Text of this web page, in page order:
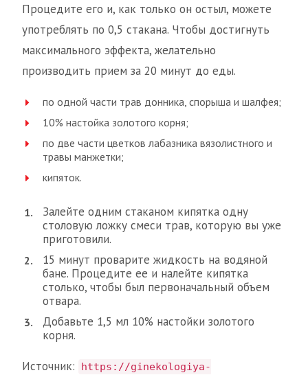
Процедите его и, как только он остыл, можете
употреблять по 0,5 стакана. Чтобы достигнуть
максимального эффекта, желательно
производить прием за 20 минут до еды.
по одной части трав донника, спорыша и шалфея;
10% настойка золотого корня;
по две части цветков лабазника вязолистного и
травы манжетки;
кипяток.
Залейте одним стаканом кипятка одну
столовую ложку смеси трав, которую вы уже
приготовили.
15 минут проварите жидкость на водяной
бане. Процедите ее и налейте кипятка
столько, чтобы был первоначальный объем
отвара.
Добавьте 1,5 мл 10% настойки золотого
корня.
Источник:
https://ginekologiya-